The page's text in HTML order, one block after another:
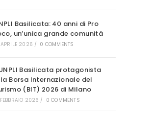
sito
web
Basilicata: 40 anni di Pro
un’unica grande comunità
2026 / 0 COMMENTS
Basilicata protagonista
Borsa Internazionale del
(BIT) 2026 di Milano
2026 / 0 COMMENTS